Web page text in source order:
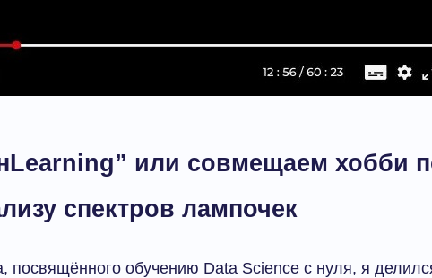
или совмещаем хобби
спектров лампочек
посвящённого обучению Data Science с нуля, я